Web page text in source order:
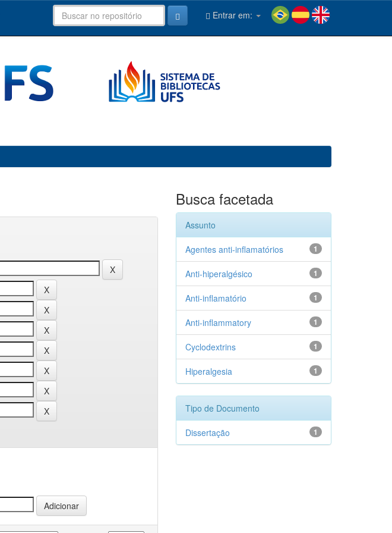
Entrar em:
Busca facetada
Assunto
1
Agentes anti-inflamatórios
1
Anti-hiperalgésico
1
Anti-inflamatório
1
Anti-inflammatory
1
Cyclodextrins
1
Hiperalgesia
Tipo de Documento
1
Dissertação